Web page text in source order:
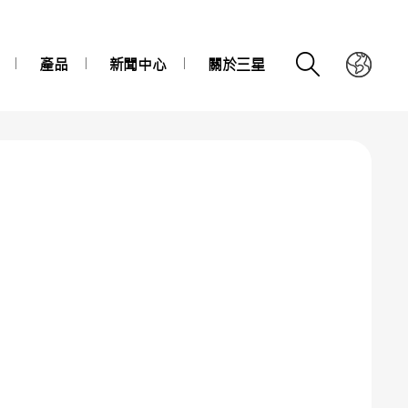
產品 新聞中心 關於三星